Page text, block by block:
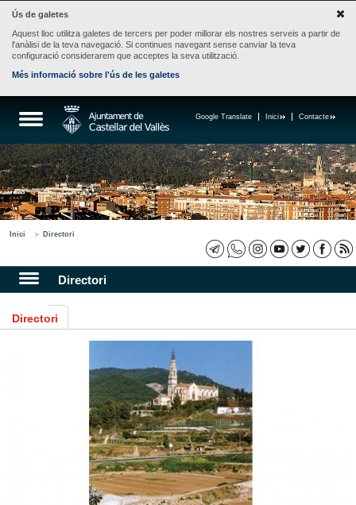
Ús de galetes
Aquest lloc utilitza galetes de tercers per poder millorar els nostres serveis a partir de
l'anàlisi de la teva navegació. Si continues navegant sense canviar la teva
configuració considerarem que acceptes la seva utilització.
Més informació sobre l'ús de les galetes
Contacte
Inici
Google Translate
Inici Directori
Directori
Directori